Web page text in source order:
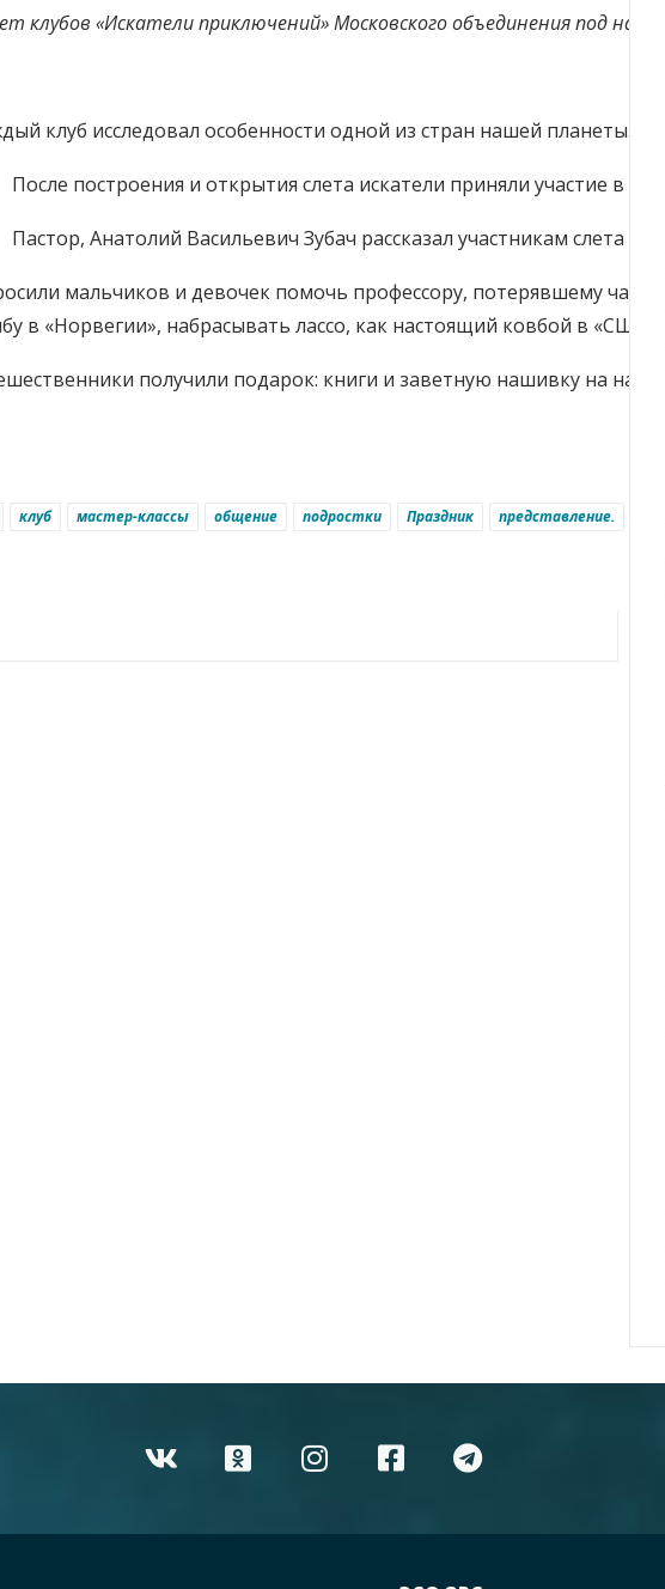
клубов «Искатели приключений» Московского объединения под
клуб исследовал особенности одной из стран нашей
После построения и открытия слета искатели приняли участие в
Пастор, Анатолий Васильевич Зубач рассказал участникам слета
мальчиков и девочек помочь профессору, потерявшему
в «Норвегии», набрасывать лассо, как настоящий ковбой в
получили подарок: книги и заветную нашивку на
клуб мастер-классы общение подростки Праздник представление.